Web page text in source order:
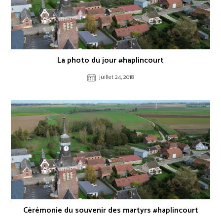
La photo du jour #haplincourt
juillet 24, 2018
Cérémonie du souvenir des martyrs #haplincourt